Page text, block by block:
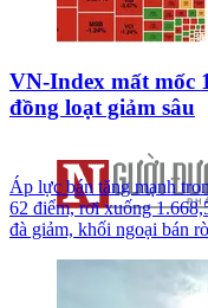
VN-Index mất mốc
đồng loạt giảm sâu
Áp lực bán tăng mạnh
62 điểm, rơi xuống
đà giảm, khối ngoại bán